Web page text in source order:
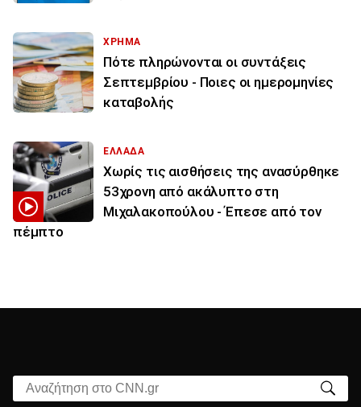
ΧΡΗΜΑ
Πότε πληρώνονται οι συντάξεις
Σεπτεμβρίου - Ποιες οι ημερομηνίες
καταβολής
ΕΛΛΑΔΑ
Χωρίς τις αισθήσεις της ανασύρθηκε
53χρονη από ακάλυπτο στη
Μιχαλακοπούλου - Έπεσε από τον
πέμπτο
Αναζήτηση στο CNN.gr